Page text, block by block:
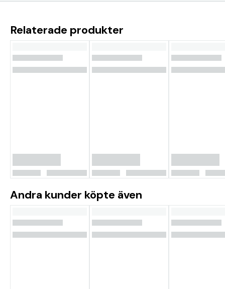
Relaterade produkter
Andra kunder köpte även